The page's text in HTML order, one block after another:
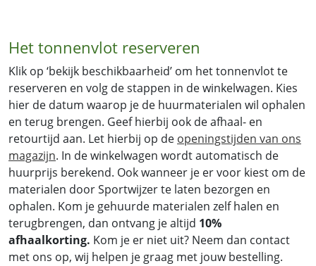
Het tonnenvlot reserveren
Klik op ‘bekijk beschikbaarheid’ om het tonnenvlot te
reserveren en volg de stappen in de winkelwagen. Kies
hier de datum waarop je de huurmaterialen wil ophalen
en terug brengen. Geef hierbij ook de afhaal- en
retourtijd aan. Let hierbij op de openingstijden van ons
magazijn. In de winkelwagen wordt automatisch de
huurprijs berekend. Ook wanneer je er voor kiest om de
materialen door Sportwijzer te laten bezorgen en
ophalen. Kom je gehuurde materialen zelf halen en
terugbrengen, dan ontvang je altijd 10%
afhaalkorting. Kom je er niet uit? Neem dan contact
met ons op, wij helpen je graag met jouw bestelling.